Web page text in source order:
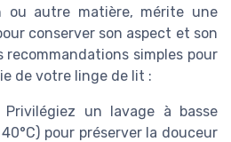
ou autre matière, mérite une
conserver son aspect et son
simples pour
de votre linge de lit :
un lavage à basse
pour préserver la douceur